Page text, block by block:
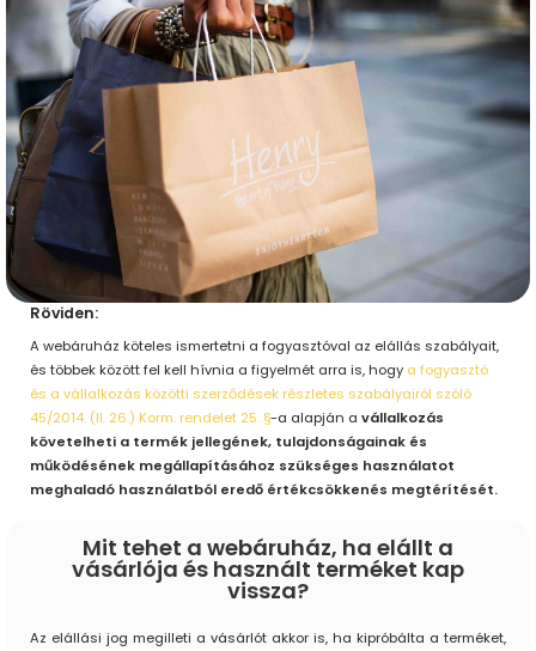
Röviden:
A webáruház köteles ismertetni a fogyasztóval az elállás szabályait,
és többek között fel kell hívnia a figyelmét arra is, hogy a fogyasztó
és a vállalkozás közötti szerződések részletes szabályairól szóló
45/2014. (II. 26.) Korm. rendelet 25. §-a alapján a vállalkozás
követelheti a termék jellegének, tulajdonságainak és
működésének megállapításához szükséges használatot
meghaladó használatból eredő értékcsökkenés megtérítését.
Mit tehet a webáruház, ha elállt a
vásárlója és használt terméket kap
vissza?
Az elállási jog megilleti a vásárlót akkor is, ha kipróbálta a terméket,